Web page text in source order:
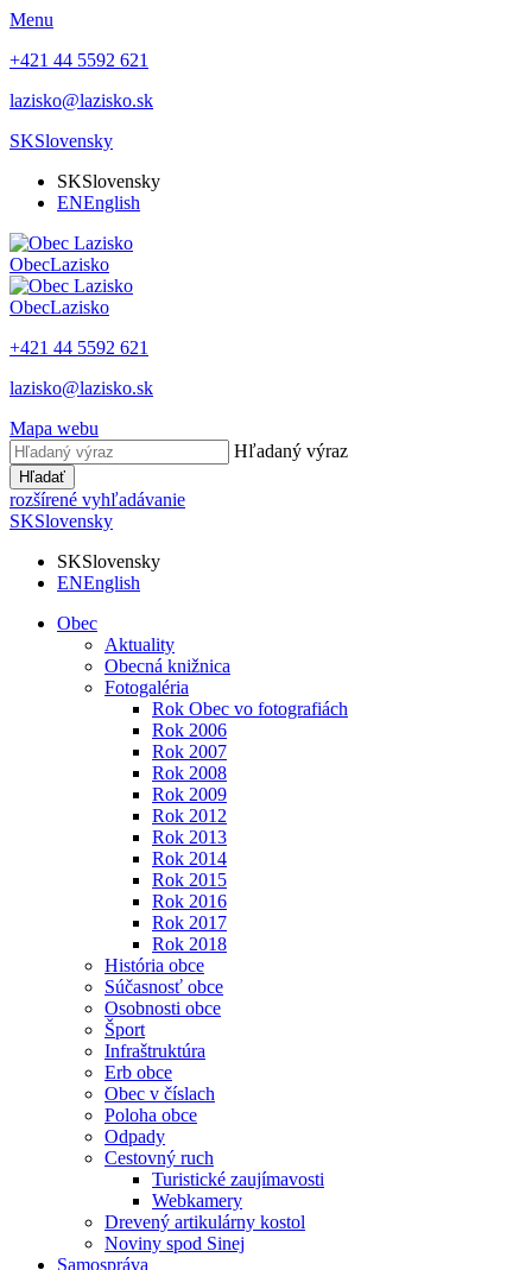
Menu
+421 44 5592 621
lazisko@lazisko.sk
SKSlovensky
SKSlovensky
ENEnglish
ObecLazisko
ObecLazisko
+421 44 5592 621
lazisko@lazisko.sk
Mapa webu
Hľadaný výraz
Hľadať
rozšírené vyhľadávanie
SKSlovensky
SKSlovensky
ENEnglish
Obec
Aktuality
Obecná knižnica
Fotogaléria
Rok Obec vo fotografiách
Rok 2006
Rok 2007
Rok 2008
Rok 2009
Rok 2012
Rok 2013
Rok 2014
Rok 2015
Rok 2016
Rok 2017
Rok 2018
História obce
Súčasnosť obce
Osobnosti obce
Šport
Infraštruktúra
Erb obce
Obec v číslach
Poloha obce
Odpady
Cestovný ruch
Turistické zaujímavosti
Webkamery
Drevený artikulárny kostol
Noviny spod Sinej
Samospráva